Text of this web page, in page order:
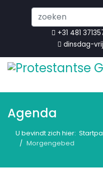
+31 481
dinsdag-
Agenda
U bevindt zich hier:
Morgengebed